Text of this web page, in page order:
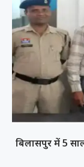
बिलासपुर में 5